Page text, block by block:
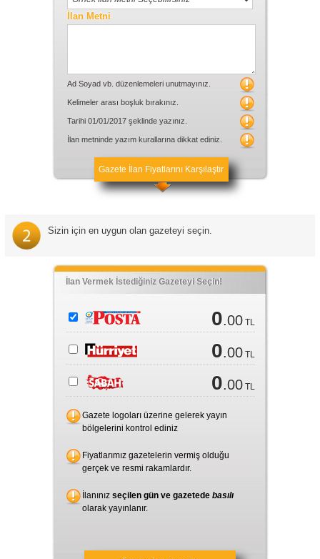
İlan Metni
Ad Soyad vb. düzenlemeleri unutmayınız.
Kelimeler arası boşluk bırakınız.
Tarihi 01/01/2017 şeklinde yazınız.
İlan metninde yazım kurallarına dikkat ediniz.
Gazete İlan Fiyatlarını Karşılaştır
Sizin için en uygun olan gazeteyi seçin.
İlan Vermek İstediğiniz Gazeteyi Seçin!
0.00 TL
0.00 TL
0.00 TL
Gazete logoları üzerine gelerek yayın
bölgelerini kontrol ediniz
Fiyatlarımız gazetelerin vermiş olduğu
gerçek ve resmi rakamlardır.
İlanınız seçilen gün ve gazetede basılı
olarak yayınlanır.